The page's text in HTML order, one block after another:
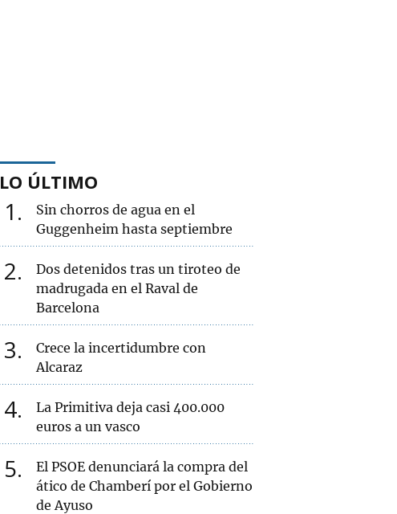
LO ÚLTIMO
1
Sin chorros de agua en el
Guggenheim hasta septiembre
2
Dos detenidos tras un tiroteo de
madrugada en el Raval de
Barcelona
3
Crece la incertidumbre con
Alcaraz
4
La Primitiva deja casi 400.000
euros a un vasco
5
El PSOE denunciará la compra del
ático de Chamberí por el Gobierno
de Ayuso